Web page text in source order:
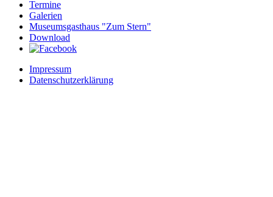
Termine
Galerien
Museumsgasthaus "Zum Stern"
Download
Impressum
Datenschutzerklärung